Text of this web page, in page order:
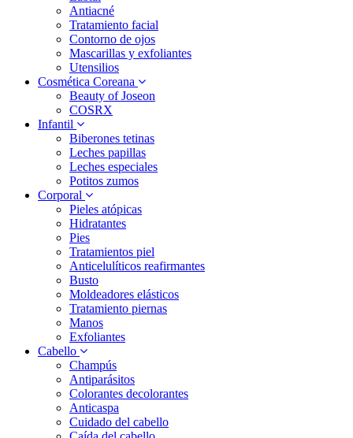
Antiacné
Tratamiento facial
Contorno de ojos
Mascarillas y exfoliantes
Utensilios
Cosmética Coreana
Beauty of Joseon
COSRX
Infantil
Biberones tetinas
Leches papillas
Leches especiales
Potitos zumos
Corporal
Pieles atópicas
Hidratantes
Pies
Tratamientos piel
Anticelulíticos reafirmantes
Busto
Moldeadores elásticos
Tratamiento piernas
Manos
Exfoliantes
Cabello
Champús
Antiparásitos
Colorantes decolorantes
Anticaspa
Cuidado del cabello